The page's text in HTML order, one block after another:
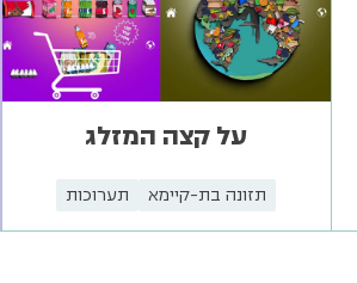
על קצה המזלג
תזונה בת-קיימא תערוכות